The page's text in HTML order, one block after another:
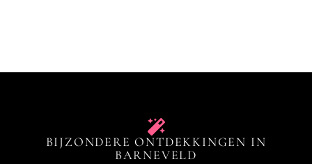
BIJZONDERE ONTDEKKINGEN IN
BARNEVELD